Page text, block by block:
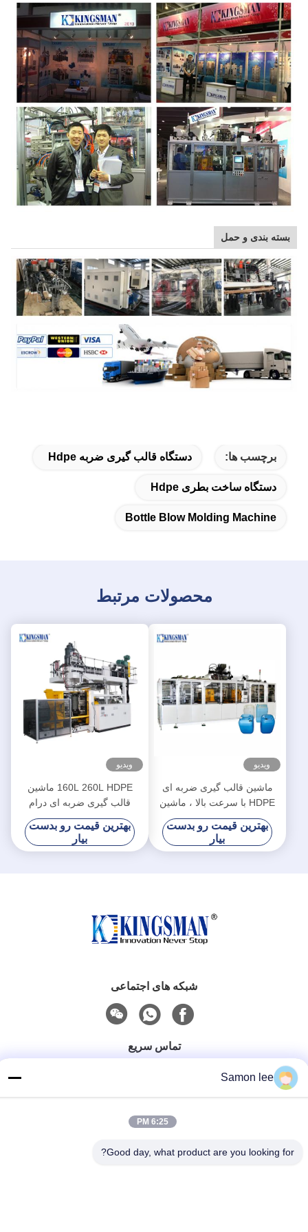
بسته بندی و حمل
برچسب ها: دستگاه قالب گیری ضربه Hdpe
دستگاه ساخت بطری Hdpe
Bottle Blow Molding Machine
محصولات مرتبط
ویدیو
ماشین قالب گیری ضربه ای
HDPE با سرعت بالا ، ماشین
قالب گیری ضربه اکستروژن
بهترین قیمت رو بدست
بیار
ویدیو
160L 260L HDPE ماشین
قالب گیری ضربه ای درام
پلاستیکی سیستم هیدرولیک
سروو
بهترین قیمت رو بدست
بیار
شبکه های اجتماعی
تماس سریع
تلفن
86--13921962414
Samon lee
6:25 PM
Good day, what product are you looking for?